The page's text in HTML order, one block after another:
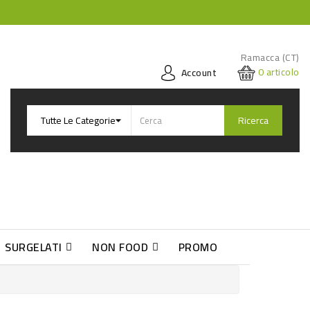
Ramacca (CT)
Account
0articolo
Ricerca
SURGELATI NON FOOD PROMO